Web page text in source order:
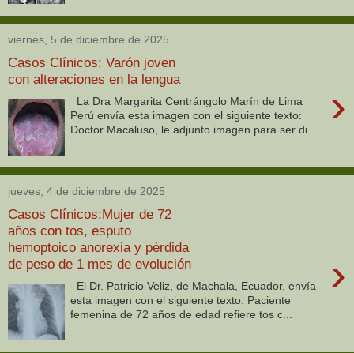
viernes, 5 de diciembre de 2025
Casos Clínicos: Varón joven
con alteraciones en la lengua
›
La Dra Margarita Centrángolo Marín de Lima
Perú envía esta imagen con el siguiente texto:
Doctor Macaluso, le adjunto imagen para ser di...
jueves, 4 de diciembre de 2025
Casos Clínicos:Mujer de 72
años con tos, esputo
hemoptoico anorexia y pérdida
de peso de 1 mes de evolución
›
El Dr. Patricio Veliz, de Machala, Ecuador, envía
esta imagen con el siguiente texto: Paciente
femenina de 72 años de edad refiere tos c...